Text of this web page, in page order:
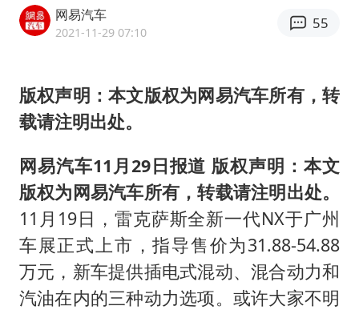
广岛长崎的昨天未必不会是日本的明天
男子攒206小时加班调休被拒获赔1.6万
中方：奉劝美方解除对古巴制裁封锁
警惕！我国境内发现多起“Sorry”勒索病毒攻击事件
公安部通报：抓获犯罪嫌疑人8200余名
上海将苏州河水强排至黄浦江
网易汽车
2021-11-29 07:10
55
版权声明：本文版权为网易汽车所有，转
载请注明出处。
网易汽车11月29日报道 版权声明：本文
版权为网易汽车所有，转载请注明出处。
11月19日，雷克萨斯全新一代NX于广州
车展正式上市，指导售价为31.88-54.88
万元，新车提供插电式混动、混合动力和
汽油在内的三种动力选项。或许大家不明